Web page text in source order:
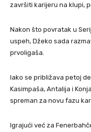
završiti karijeru na klupi,
Nakon što povratak u
uspeh, Džeko sada
prvoligaša.
Iako se približava petoj
Kasimpaša, Antalija i
spreman za novu fazu
Igrajući već za